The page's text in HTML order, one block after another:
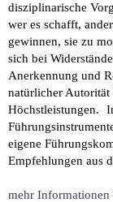
disziplinarische
wer es schafft,
gewinnen, sie zu
sich bei
Anerkennung und
natürlicher
Höchstleistungen.
eigene
Empfehlungen aus
mehr Informationen